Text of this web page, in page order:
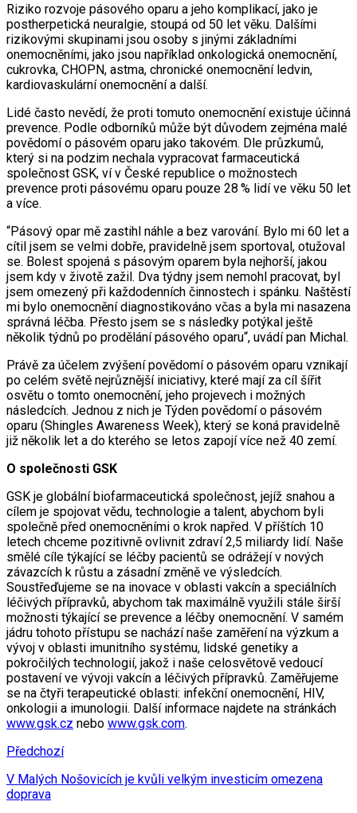
Riziko rozvoje pásového oparu a jeho komplikací, jako je
postherpetická neuralgie, stoupá od 50 let věku. Dalšími
rizikovými skupinami jsou osoby s jinými základními
onemocněními, jako jsou například onkologická onemocnění,
cukrovka, CHOPN, astma, chronické onemocnění ledvin,
kardiovaskulární onemocnění a další.
Lidé často nevědí, že proti tomuto onemocnění existuje účinná
prevence. Podle odborníků může být důvodem zejména malé
povědomí o pásovém oparu jako takovém. Dle průzkumů,
který si na podzim nechala vypracovat farmaceutická
společnost GSK, ví v České republice o možnostech
prevence proti pásovému oparu pouze 28 % lidí ve věku 50 let
a více.
“Pásový opar mě zastihl náhle a bez varování. Bylo mi 60 let a
cítil jsem se velmi dobře, pravidelně jsem sportoval, otužoval
se. Bolest spojená s pásovým oparem byla nejhorší, jakou
jsem kdy v životě zažil. Dva týdny jsem nemohl pracovat, byl
jsem omezený při každodenních činnostech i spánku. Naštěstí
mi bylo onemocnění diagnostikováno včas a byla mi nasazena
správná léčba. Přesto jsem se s následky potýkal ještě
několik týdnů po prodělání pásového oparu“, uvádí pan Michal.
Právě za účelem zvýšení povědomí o pásovém oparu vznikají
po celém světě nejrůznější iniciativy, které mají za cíl šířit
osvětu o tomto onemocnění, jeho projevech i možných
následcích. Jednou z nich je Týden povědomí o pásovém
oparu (Shingles Awareness Week), který se koná pravidelně
již několik let a do kterého se letos zapojí více než 40 zemí.
O společnosti GSK
GSK je globální biofarmaceutická společnost, jejíž snahou a
cílem je spojovat vědu, technologie a talent, abychom byli
společně před onemocněními o krok napřed. V příštích 10
letech chceme pozitivně ovlivnit zdraví 2,5 miliardy lidí. Naše
smělé cíle týkající se léčby pacientů se odrážejí v nových
závazcích k růstu a zásadní změně ve výsledcích.
Soustřeďujeme se na inovace v oblasti vakcín a speciálních
léčivých přípravků, abychom tak maximálně využili stále širší
možnosti týkající se prevence a léčby onemocnění. V samém
jádru tohoto přístupu se nachází naše zaměření na výzkum a
vývoj v oblasti imunitního systému, lidské genetiky a
pokročilých technologií, jakož i naše celosvětově vedoucí
postavení ve vývoji vakcín a léčivých přípravků. Zaměřujeme
se na čtyři terapeutické oblasti: infekční onemocnění, HIV,
onkologii a imunologii. Další informace najdete na stránkách
www.gsk.cz nebo www.gsk.com.
Předchozí
V Malých Nošovicích je kvůli velkým investicím omezena
doprava